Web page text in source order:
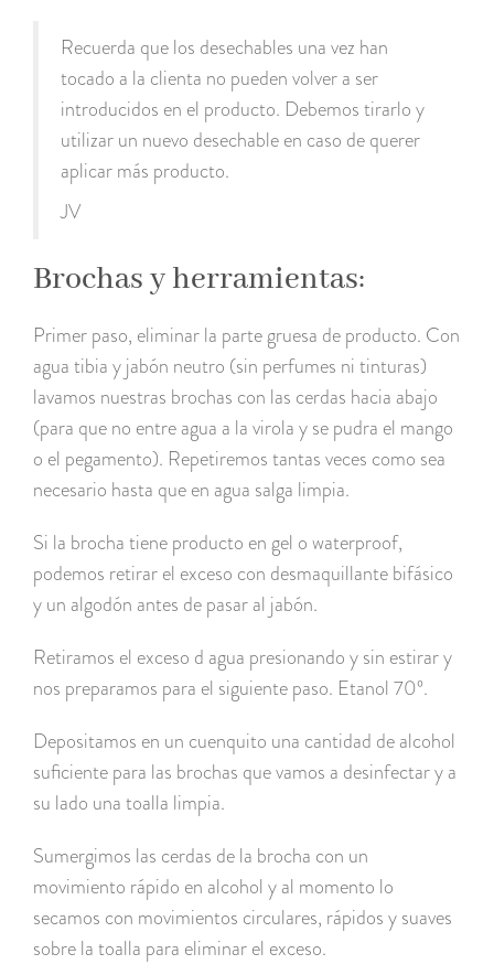
Recuerda que los desechables una vez han
tocado a la clienta no pueden volver a ser
introducidos en el producto. Debemos tirarlo y
utilizar un nuevo desechable en caso de querer
aplicar más producto.
JV
Brochas y herramientas:
Primer paso, eliminar la parte gruesa de producto. Con
agua tibia y jabón neutro (sin perfumes ni tinturas)
lavamos nuestras brochas con las cerdas hacia abajo
(para que no entre agua a la virola y se pudra el mango
o el pegamento). Repetiremos tantas veces como sea
necesario hasta que en agua salga limpia.
Si la brocha tiene producto en gel o waterproof,
podemos retirar el exceso con desmaquillante bifásico
y un algodón antes de pasar al jabón.
Retiramos el exceso d agua presionando y sin estirar y
nos preparamos para el siguiente paso. Etanol 70º.
Depositamos en un cuenquito una cantidad de alcohol
suficiente para las brochas que vamos a desinfectar y a
su lado una toalla limpia.
Sumergimos las cerdas de la brocha con un
movimiento rápido en alcohol y al momento lo
secamos con movimientos circulares, rápidos y suaves
sobre la toalla para eliminar el exceso.